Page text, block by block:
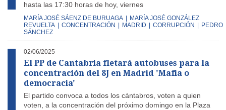
hasta las 17:30 horas de hoy, viernes
MARÍA JOSÉ SÁENZ DE BURUAGA
MARÍA JOSÉ GONZÁLEZ
REVUELTA
CONCENTRACIÓN MADRID CORRUPCIÓN
PEDRO
SÁNCHEZ
02/06/2025
El PP de Cantabria fletará autobuses para la
concentración del 8J en Madrid 'Mafia o
democracia'
El partido convoca a todos los cántabros, voten a quien
voten, a la concentración del próximo domingo en la Plaza